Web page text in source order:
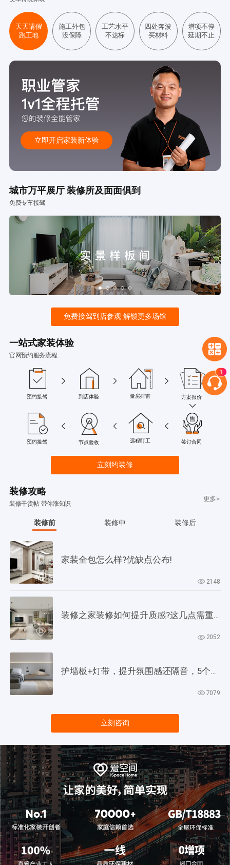
天天请假
跑工地
施工外包
没保障
工艺水平
不达标
四处奔波
买材料
增项不停
延期不止
立即开启家装新体验
城市万平展厅 装修所及面面俱到
免费专车接驾
免费接驾到店参观 解锁更多场馆
一站式家装体验
官网预约服务流程
预约接驾 到店体验 量房排雷 方案报价
预约接驾 节点验收 远程盯工 签订合同
立刻约装修
装修攻略
装修干货帖 带你涨知识
更多>
装修前 装修中 装修后
家装全包怎么样?优缺点公布!
2148
装修之家装修如何提升质感?这几点需重视起来
2052
7079
立刻咨询